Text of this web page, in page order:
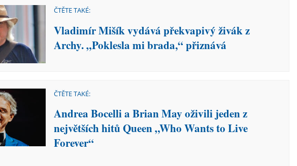
ČTĚTE TAKÉ:
Vladimír Mišík vydává překvapivý živák z
Archy. „Poklesla mi brada,“ přiznává
ČTĚTE TAKÉ:
Andrea Bocelli a Brian May oživili jeden z
největších hitů Queen „Who Wants to Live
Forever“